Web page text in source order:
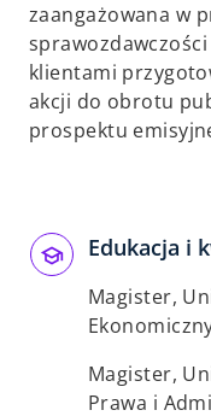
zaangażowana w
sprawozdawczości
klientami
akcji do obrotu
prospektu
Edukacja i
Magister,
Magister,
Prawa i